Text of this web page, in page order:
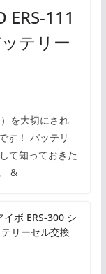
111
テリー
を大切にされ
す！ バッテリ
て知っておきた
&
ボ ERS-300 シ
リーセル交換